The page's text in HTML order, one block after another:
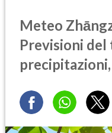
Meteo
Previsioni del